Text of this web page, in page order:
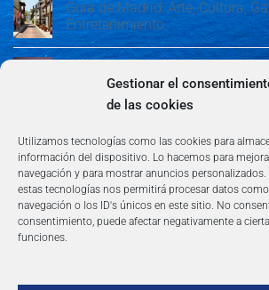
Gestionar el
de las cookies
Utilizamos tecnologías como las cookies para
información del dispositivo. Lo hacemos para
navegación y para mostrar anuncios
estas tecnologías nos permitirá procesar datos
navegación o los ID's únicos en este sitio. No
consentimiento, puede afectar negativamente a
funciones.
Guía de Madrid: Arte, Cultura,
Entretenimiento
Guía de Madrid: Arte, Cultura,
Entretenimiento
Copyright 2026 ©